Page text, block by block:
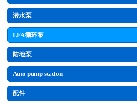
潜水泵
LFA循环泵
陆地泵
Auto pump station
配件